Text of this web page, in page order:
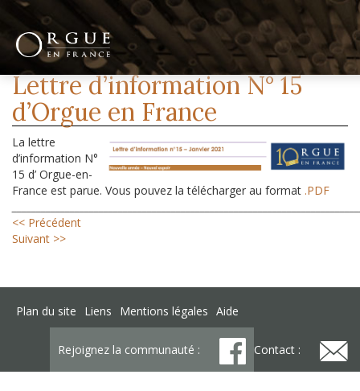
Lettre d’information N° 15
d’Orgue en France
La lettre
d’information N°
15 d’ Orgue-en-
France est parue. Vous pouvez la télécharger au format .PDF
<< Précédent
Suivant >>
Plan du site Liens Mentions légales Aide
Rejoignez la communauté : Contact :